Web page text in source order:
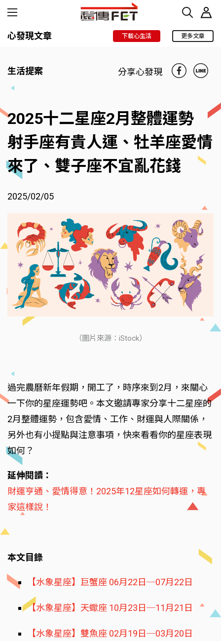
心發現文章 下載心生活 更多文章
生活提案 分享心發現
2025十二星座2月整體運勢
射手座有貴人運、牡羊座愛情
來了、雙子座不宜亂花錢
2025/02/05
（圖片來源：iStock）
過完農曆新年假期，開工了，時序來到2月，來關心
一下你的星座運勢吧。本文邀請專家分享十二星座的
2月整體運勢，包含愛情、工作、財運與人際關係，
另外也有小提點與注意事項，快來看看你的星座表現
如何？
延伸閱讀：
財運亨通、愛情得意！2025年12星座如何轉運，專
家這樣說！
本文目錄
【水象星座】巨蟹座 06月22日─07月22日
【水象星座】天蠍座 10月23日─11月21日
【水象星座】雙魚座 02月19日─03月20日